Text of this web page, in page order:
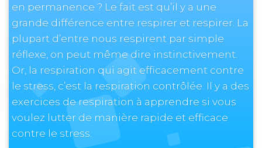
en permanence ? Le fait est qu’il y a une
grande différence entre respirer et respirer. La
plupart d’entre nous respirent par simple
réflexe, on peut même dire instinctivement.
Or, la respiration qui agit efficacement contre
le stress, c’est la respiration contrôlée. Il y a des
exercices de respiration à apprendre si vous
voulez lutter de manière rapide et efficace
contre le stress.